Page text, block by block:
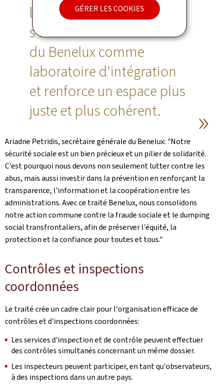
GÉRER LES COOKIES
les règles. Ce Traité
s'inscrit dans la tradition
du Benelux comme
laboratoire d'intégration
et renforce un espace plus
juste et plus cohérent.
Ariadne Petridis, secrétaire générale du Benelux: "Notre
sécurité sociale est un bien précieux et un pilier de solidarité.
C'est pourquoi nous devons non seulement lutter contre les
abus, mais aussi investir dans la prévention en renforçant la
transparence, l'information et la coopération entre les
administrations. Avec ce traité Benelux, nous consolidons
notre action commune contre la fraude sociale et ledumping
social transfrontaliers, afin de préserver l'équité, la
protection et la confiance pour toutes et tous."
Contrôles et inspections
coordonnées
Le traité crée un cadre clair pour l'organisation efficace de
contrôles et d'inspections coordonnées:
Les services d'inspection et de contrôle peuvent effectuer
des contrôles simultanés concernant un même dossier.
Les inspecteurs peuvent participer, en tant qu'observateurs,
à des inspections dans un autre pays.